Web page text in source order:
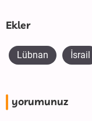
Ekler
Lübnan İsrail
yorumunuz